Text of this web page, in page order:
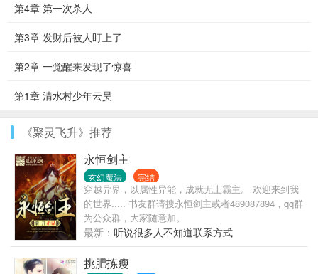
第4章 第一次杀人
第3章 发财后被人盯上了
第2章 一觉醒来发现了惊喜
第1章 清水村少年云昊
《聚灵飞升》推荐
永恒剑主
玄幻魔法 完结
穿越异界，以属性异能，成就无上霸主。 欢迎来到我
的世界..... 书友群请搜永恒剑主或者489087894，qq群
为公众群，大家随意加。
最新： 听说很多人不知道联系方式
挑肥拣瘦